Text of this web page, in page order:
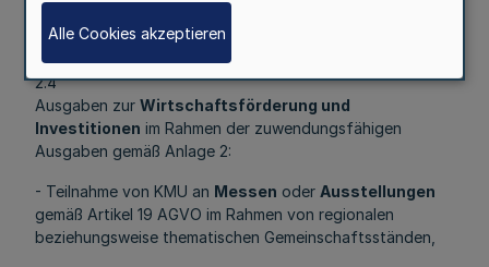
Interesse.
2.4
Ausgaben zur Wirtschaftsförderung und
Investitionen im Rahmen der zuwendungsfähigen
Ausgaben gemäß Anlage 2:
- Teilnahme von KMU an Messen oder Ausstellungen
gemäß Artikel 19 AGVO im Rahmen von regionalen
beziehungsweise thematischen Gemeinschaftsständen,
Alle Cookies akzeptieren